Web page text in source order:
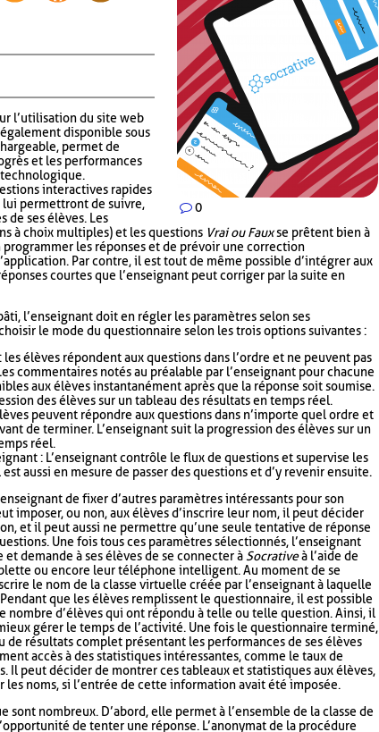
0
l’utilisation du site web
disponible sous
permet de
et les performances
technologique.
interactives rapides
lui permettront de suivre,
de ses élèves. Les
à choix multiples) et les questions Vrai ou Fauxse prêtent bien à
les réponses et de prévoir une correction
Par contre, il est tout de même possible d’intégrer aux
courtes que l’enseignant peut corriger par la suite en
l’enseignant doit en régler les paramètres selon ses
le mode du questionnaire selon les trois options suivantes :
élèves répondent aux questions dans l’ordre et ne peuvent pas
commentaires notés au préalable par l’enseignant pour chacune
aux élèves instantanément après que la réponse soit soumise.
des élèves sur un tableau des résultats en temps réel.
peuvent répondre aux questions dans n’importe quel ordre et
de terminer. L’enseignant suit la progression des élèves sur un
réel.
: L’enseignant contrôle le flux de questions et supervise les
aussi en mesure de passer des questions et d’y revenir ensuite.
de fixer d’autres paramètres intéressants pour son
imposer, ou non, aux élèves d’inscrire leur nom, il peut décider
et il peut aussi ne permettre qu’une seule tentative de réponse
Une fois tous ces paramètres sélectionnés, l’enseignant
demande à ses élèves de se connecter àSocrativeà l’aide de
ou encore leur téléphone intelligent. Au moment de se
le nom de la classe virtuelle créée par l’enseignant à laquelle
que les élèves remplissent le questionnaire, il est possible
nombre d’élèves qui ont répondu à telle ou telle question. Ainsi, il
gérer le temps de l’activité. Une fois le questionnaire terminé,
de résultats complet présentant les performances de ses élèves
accès à des statistiques intéressantes, comme le taux de
Il peut décider de montrer ces tableaux et statistiques aux élèves,
les noms, si l’entrée de cette information avait été imposée.
sont nombreux. D’abord, elle permet à l’ensemble de la classe de
de tenter une réponse. L’anonymat de la procédure